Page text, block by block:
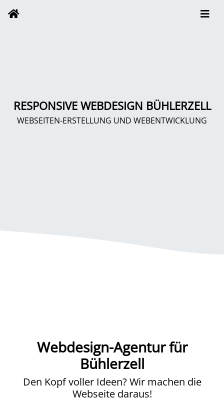
RESPONSIVE WEBDESIGN BÜHLERZELL
WEBSEITEN-ERSTELLUNG UND WEBENTWICKLUNG
Webdesign-Agentur für
Bühlerzell
Den Kopf voller Ideen? Wir machen die
Webseite daraus!